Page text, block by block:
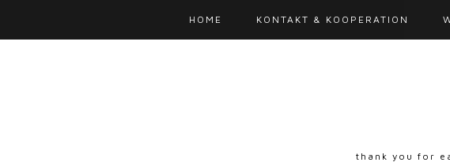
thank you for
HOME KONTAKT & KOOPERATION